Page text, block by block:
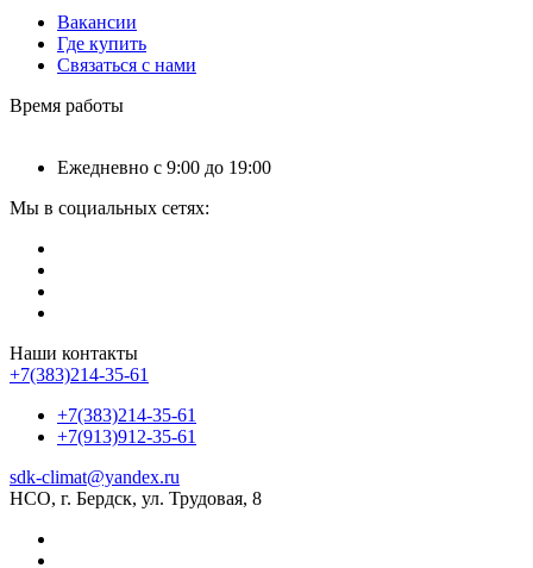
Вакансии
Где купить
Связаться с нами
Время работы
Ежедневно с 9:00 до 19:00
Мы в социальных сетях:
Наши контакты
+7(383)214-35-61
+7(383)214-35-61
+7(913)912-35-61
sdk-climat@yandex.ru
НСО, г. Бердск, ул. Трудовая, 8